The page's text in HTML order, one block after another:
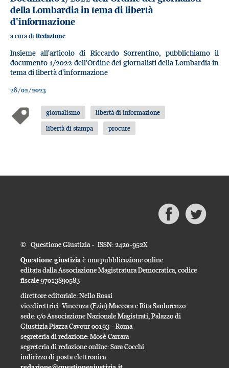
della Lombardia in tema di libertà
d'informazione
a cura di Redazione
Insieme all'articolo di Riccardo Sorrentino, pubblichiamo il
documento 1/2022 dell'Ordine dei giornalisti della Lombardia in
tema di libertà d'informazione
28/02/2023
giornalismo
libertà di informazione
libertà di stampa
procure
© Questione Giustizia - ISSN: 2420-952X
Questione giustiziaè una pubblicazione online
editata dalla Associazione Magistratura Democratica, codice
fiscale 97013890583
direttore editoriale: Nello Rossi
vicedirettrici: Vincenza (Ezia) Maccora e Rita Sanlorenzo
sede: c/o Associazione Nazionale Magistrati, Palazzo di
Giustizia Piazza Cavour 00193 - Roma
segreteria di redazione: Mosè Carrara
segreteria di redazione online: Sara Cocchi
indirizzo di posta elettronica: